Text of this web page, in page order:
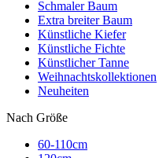
Schmaler Baum
Extra breiter Baum
Künstliche Kiefer
Künstliche Fichte
Künstlicher Tanne
Weihnachtskollektionen
Neuheiten
Nach Größe
60-110cm